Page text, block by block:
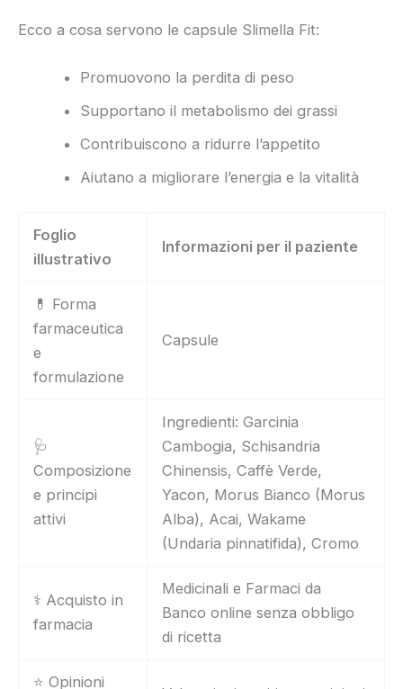
Ecco a cosa servono le capsule Slimella Fit:
Promuovono la perdita di peso
Supportano il metabolismo dei grassi
Contribuiscono a ridurre l’appetito
Aiutano a migliorare l’energia e la vitalità
Foglio
illustrativo
Informazioni per il paziente
💊 Forma
farmaceutica
e
formulazione
Capsule
🩺
Composizione
e principi
attivi
Ingredienti: Garcinia
Cambogia, Schisandria
Chinensis, Caffè Verde,
Yacon, Morus Bianco (Morus
Alba), Acai, Wakame
(Undaria pinnatifida), Cromo
⚕️ Acquisto in
farmacia
Medicinali e Farmaci da
Banco online senza obbligo
di ricetta
⭐ Opinioni